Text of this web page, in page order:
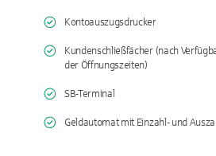
Kontoauszugsdrucker
Kundenschließfächer (nach
der Öffnungszeiten)
SB-Terminal
Geldautomat mit Einzahl- und